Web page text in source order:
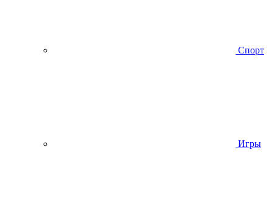
Спорт
Игры